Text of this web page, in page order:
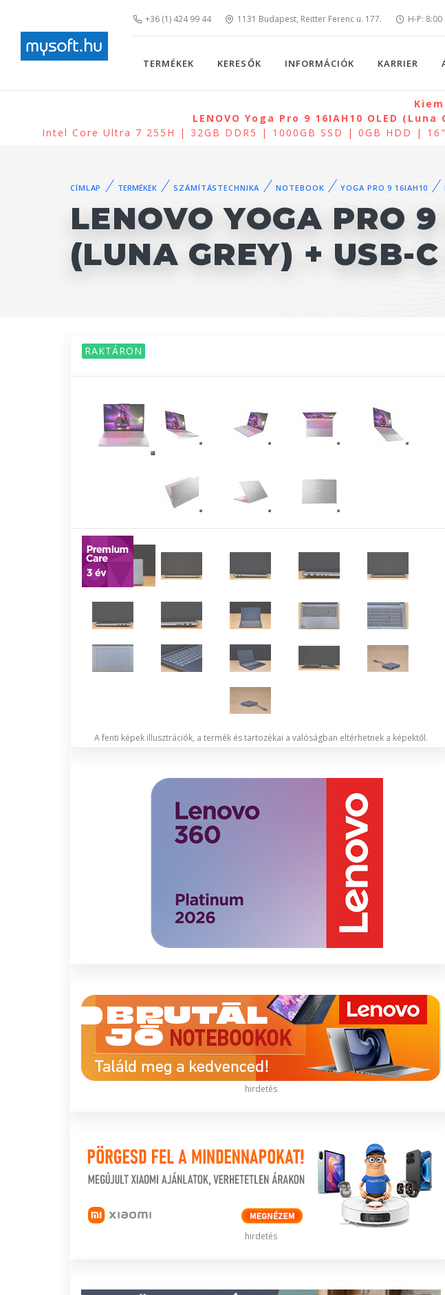
+36 (1) 424 99 44 1131 Budapest, Reitter Ferenc u. 177. H-P:
TERMÉKEK KERESŐK INFORMÁCIÓK KARRIER
LENOVO Yoga Pro 9 16IAH10 OLED
Intel Core Ultra 7 255H | 32GB DDR5 | 1000GB SSD | 0GB HDD |
CÍMLAP TERMÉKEK SZÁMÍTÁSTECHNIKA NOTEBOOK YOGA PRO 9 16IAH10
LENOVO YOGA PRO
(LUNA GREY) + USB-
RAKTÁRON
A fenti képek illusztrációk, a termék és tartozékai a valóságban eltérhetnek a képektől.
hirdetés
hirdetés